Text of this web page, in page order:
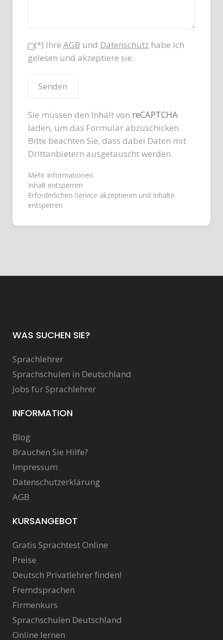
(*) Ihre AGB und Datenschutz habe ich
gelesen und akzeptiere sie.
Sie müssen den Inhalt von reCAPTCHA
laden, um das Formular abzuschicken.
Bitte beachten Sie, dass dabei Daten mit
Drittanbietern ausgetauscht werden.
Mehr Informationen
Inhalt entsperren
Erforderlichen Service akzeptieren und Inhalte
entsperren
WAS SUCHEN SIE?
Sprachlehrer
Sprachschulen in Deutschland
Jobs für Sprachlehrer
INFORMATION
Blog
Brauchen Sie Hilfe?
Impressum
Datenschutzerklärung
AGB
KURSANGEBOT
Gratis Sprachtest Online
Preise
Deutsch Privatlehrer finden!
Fremdsprachen
Firmenkurs
Sprachschulen Deutschland
Online lernen